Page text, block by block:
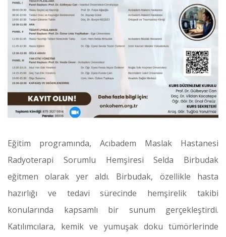
Eğitim programında, Acıbadem Maslak Hastanesi
Radyoterapi Sorumlu Hemşiresi Selda Birbudak
eğitmen olarak yer aldı. Birbudak, özellikle hasta
hazırlığı ve tedavi sürecinde hemşirelik takibi
konularında kapsamlı bir sunum gerçekleştirdi.
Katılımcılara, kemik ve yumuşak doku tümörlerinde